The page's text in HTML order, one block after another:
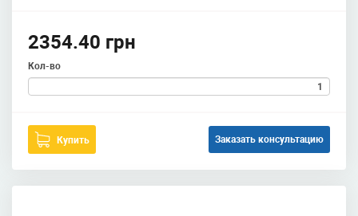
2354.40 грн
Кол-во
Купить Заказать консультацию